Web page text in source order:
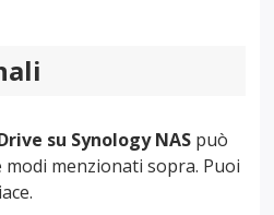
su Synology NAS può
menzionati sopra. Puoi